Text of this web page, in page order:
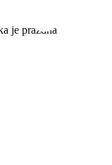
je prázdná